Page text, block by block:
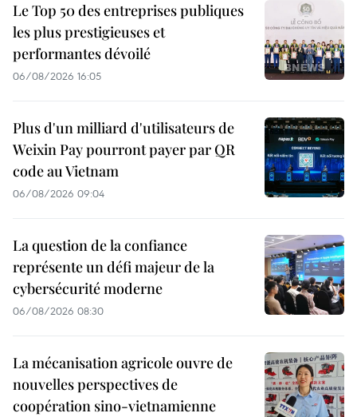
Le Top 50 des entreprises publiques
les plus prestigieuses et
performantes dévoilé
06/08/2026 16:05
Plus d'un milliard d'utilisateurs de
Weixin Pay pourront payer par QR
code au Vietnam
06/08/2026 09:04
La question de la confiance
représente un défi majeur de la
cybersécurité moderne
06/08/2026 08:30
La mécanisation agricole ouvre de
nouvelles perspectives de
coopération sino-vietnamienne